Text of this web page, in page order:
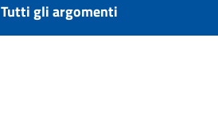
Tutti gli argomenti